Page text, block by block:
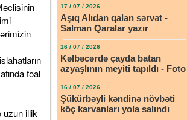
fəal
uzun illik
17 / 07 / 2026
Aşıq Alıdan qalan sərvət -
Salman Qaralar yazır
16 / 07 / 2026
Kəlbəcərdə çayda batan
azyaşlının meyiti tapıldı - Foto
16 / 07 / 2026
Şükürbəyli kəndinə növbəti
köç karvanları yola salındı